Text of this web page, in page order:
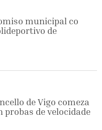
municipal co
de
de Vigo comeza
probas de velocidade